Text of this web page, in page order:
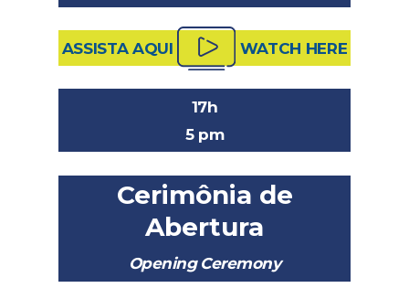
ASSISTA AQUI WATCH HERE
17h
5 pm
Cerimônia de
Abertura
Opening Ceremony